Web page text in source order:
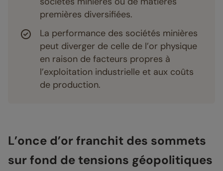
premières diversifiées.
La performance des sociétés minières
peut diverger de celle de l’or physique
en raison de facteurs propres à
l’exploitation industrielle et aux coûts
de production.
L’once d’or franchit des sommets
sur fond de tensions géopolitiques